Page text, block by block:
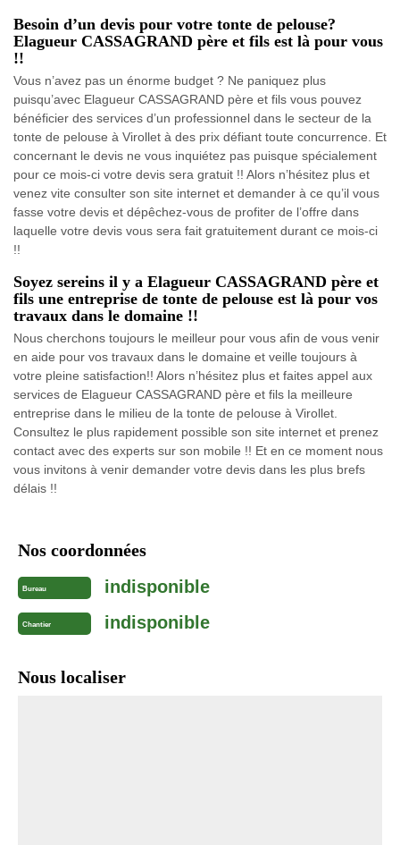
Besoin d’un devis pour votre tonte de pelouse?
Elagueur CASSAGRAND père et fils est là pour vous
!!
Vous n’avez pas un énorme budget ? Ne paniquez plus
puisqu’avec Elagueur CASSAGRAND père et fils vous pouvez
bénéficier des services d’un professionnel dans le secteur de la
tonte de pelouse à Virollet à des prix défiant toute concurrence. Et
concernant le devis ne vous inquiétez pas puisque spécialement
pour ce mois-ci votre devis sera gratuit !! Alors n’hésitez plus et
venez vite consulter son site internet et demander à ce qu’il vous
fasse votre devis et dépêchez-vous de profiter de l’offre dans
laquelle votre devis vous sera fait gratuitement durant ce mois-ci
!!
Soyez sereins il y a Elagueur CASSAGRAND père et
fils une entreprise de tonte de pelouse est là pour vos
travaux dans le domaine !!
Nous cherchons toujours le meilleur pour vous afin de vous venir
en aide pour vos travaux dans le domaine et veille toujours à
votre pleine satisfaction!! Alors n’hésitez plus et faites appel aux
services de Elagueur CASSAGRAND père et fils la meilleure
entreprise dans le milieu de la tonte de pelouse à Virollet.
Consultez le plus rapidement possible son site internet et prenez
contact avec des experts sur son mobile !! Et en ce moment nous
vous invitons à venir demander votre devis dans les plus brefs
délais !!
Nos coordonnées
Bureau indisponible
Chantier indisponible
Nous localiser